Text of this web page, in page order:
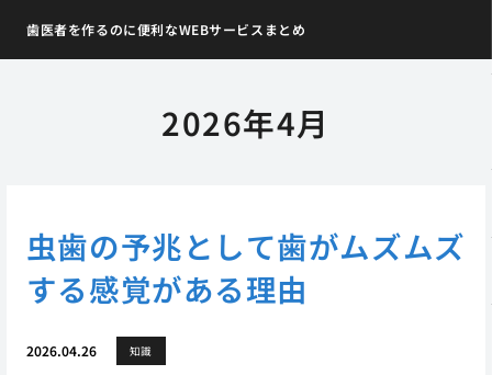
歯医者を作るのに便利なWEBサービスまとめ
2026年4月
虫歯の予兆として歯がムズムズ
する感覚がある理由
2026.04.26 知識